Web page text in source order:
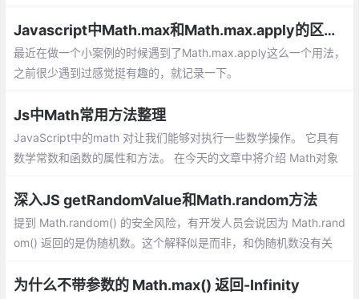
一个好主意。
Javascript中Math.max和Math.max.apply的区别和用法
最近在做一个小案例的时候遇到了Math.max.apply这么一个用法，
之前很少遇到过感觉挺有趣的，就记录一下。
Js中Math常用方法整理
JavaScript中的math 对让我们能够对执行一些数学操作。 它具有
数学常数和函数的属性和方法。 在今天的文章中将介绍 Math对象
传递的值中的最小值返回给该方法。
深入JS getRandomValue和Math.random方法
提到 Math.random() 的安全风险，有开发人员会说因为 Math.rand
om() 返回的是伪随机数。这个解释似是而非，和伪随机数没有关
为什么不带参数的 Math.max() 返回-Infinity